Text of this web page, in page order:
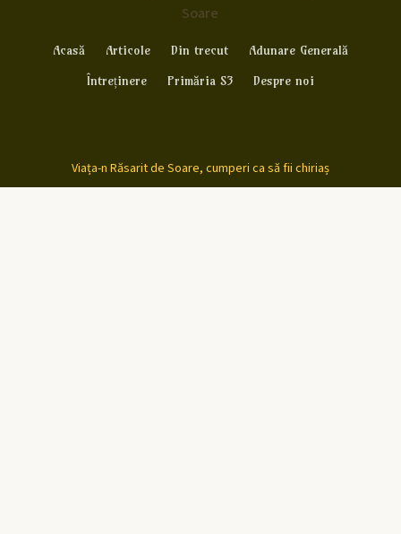
Soare
Acasă Articole Din trecut
Adunare Generală
Întreținere
Primăria S3 Despre noi
Viața-n Răsarit de Soare, cumperi ca să fii chiriaș